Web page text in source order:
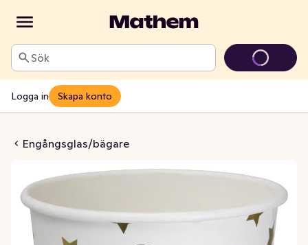
Sök
Logga in Skapa konto
Engångsglas/bägare
& Stars 260ml